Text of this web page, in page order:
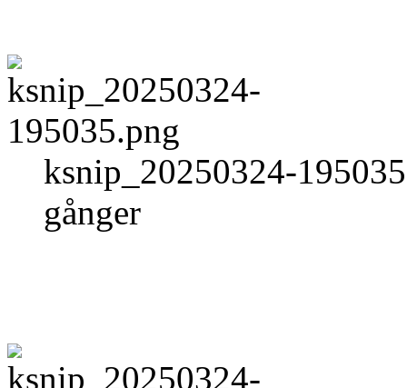
ksnip_20250324-
gånger